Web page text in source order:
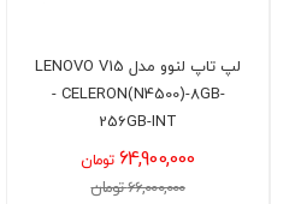
لپ تاپ لنوو مدل LENOVO V15
- CELERON(N4500)-8GB-
256GB-INT
64,900,000 تومان
66,000,000 تومان